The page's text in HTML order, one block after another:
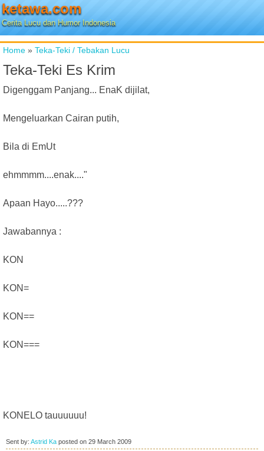
ketawa.com
Cerita Lucu dan Humor Indonesia
Home » Teka-Teki / Tebakan Lucu
Teka-Teki Es Krim
Digenggam Panjang... EnaK dijilat,
Mengeluarkan Cairan putih,
Bila di EmUt
ehmmmm....enak...."
Apaan Hayo.....???
Jawabannya :
KON
KON=
KON==
KON===
KONELO tauuuuuu!
Sent by: Astrid Ka posted on 29 March 2009